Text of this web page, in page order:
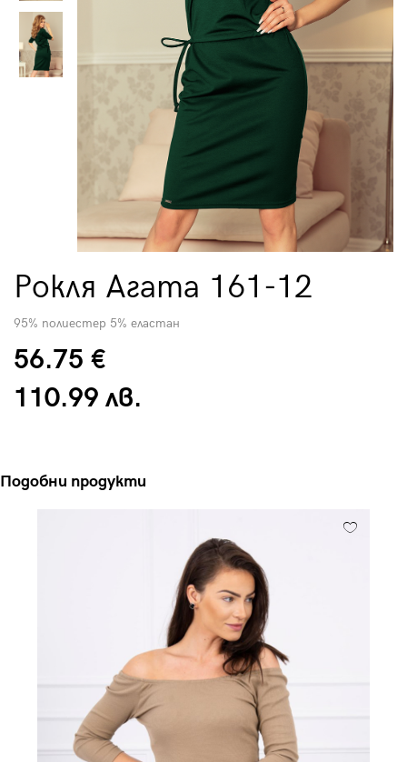
Рокля Агата 161-12
95% полиестер 5% еластан
56.75 €
110.99 лв.
Подобни продукти